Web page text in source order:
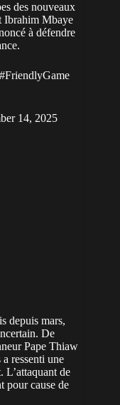
des nouveaux
Ibrahim Mbaye
à défendre
#FriendlyGame
14, 2025
depuis mars,
De
Pape Thiaw
ressenti une
de
pour cause de